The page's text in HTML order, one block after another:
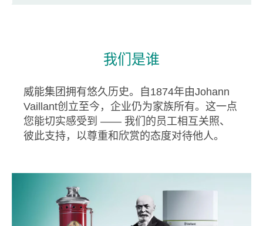
我们是谁
威能集团拥有悠久历史。自1874年由Johann
Vaillant创立至今，企业仍为家族所有。这一点
您能切实感受到 —— 我们的员工相互关照、
彼此支持，以尊重和欣赏的态度对待他人。